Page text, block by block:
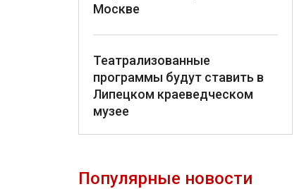
Москве
Театрализованные
программы будут ставить в
Липецком краеведческом
музее
Популярные новости